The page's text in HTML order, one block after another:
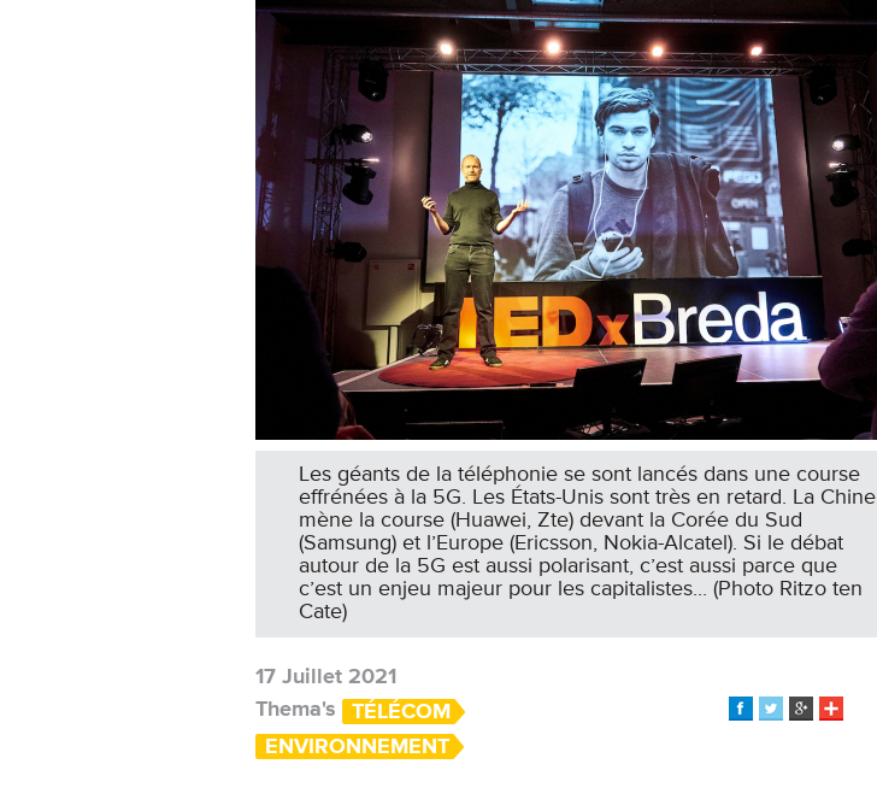
Les géants de la téléphonie se sont lancés dans une course
effrénées à la 5G. Les États-Unis sont très en retard. La Chine
mène la course (Huawei, Zte) devant la Corée du Sud
(Samsung) et l’Europe (Ericsson, Nokia-Alcatel). Si le débat
autour de la 5G est aussi polarisant, c’est aussi parce que
c’est un enjeu majeur pour les capitalistes... (Photo Ritzo ten
Cate)
17 Juillet 2021
Thema's
TÉLÉCOM
ENVIRONNEMENT